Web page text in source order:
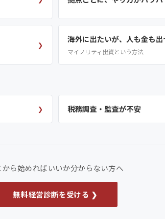
❯
海外に出たいが、人も金も
マイノリティ出資という方法
❯ 税務調査・監査が不安
から始めればいいか分からない方へ
無料経営診断を受ける ❯